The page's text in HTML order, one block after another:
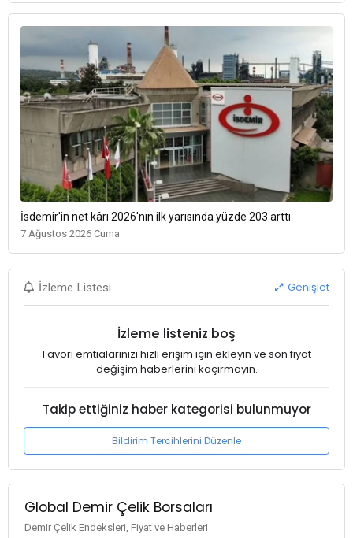
İsdemir'in net kârı 2026'nın ilk yarısında yüzde 203 arttı
7 Ağustos 2026 Cuma
İzleme Listesi Genişlet
İzleme listeniz boş
Favori emtialarınızı hızlı erişim için ekleyin ve son fiyat
değişim haberlerini kaçırmayın.
Takip ettiğiniz haber kategorisi bulunmuyor
Bildirim Tercihlerini Düzenle
Global Demir Çelik Borsaları
Demir Çelik Endeksleri, Fiyat ve Haberleri